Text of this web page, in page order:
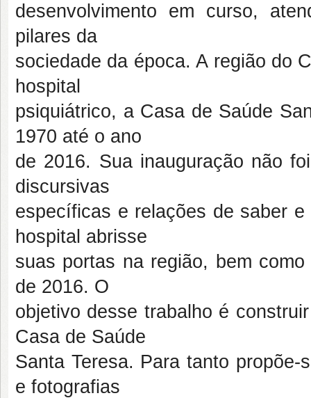
desenvolvimento em curso,
pilares da
sociedade da época. A região do
hospital
psiquiátrico, a Casa de Saúde
1970 até o ano
de 2016. Sua inauguração não
discursivas
específicas e relações de saber
hospital abrisse
suas portas na região, bem
de 2016. O
objetivo desse trabalho é
Casa de Saúde
Santa Teresa. Para tanto
e fotografias